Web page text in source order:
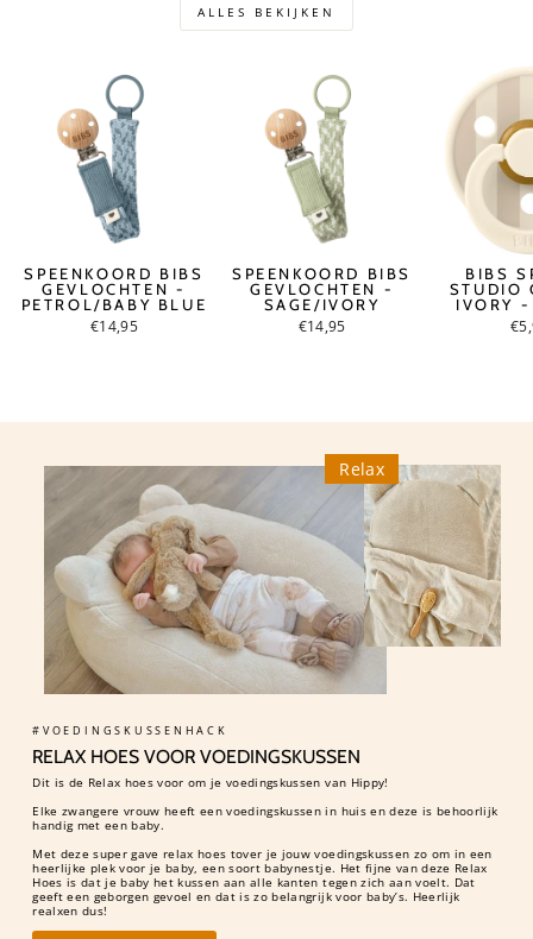
ALLES BEKIJKEN
SPEENKOORD BIBS
GEVLOCHTEN -
PETROL/BABY BLUE
€14,95
SPEENKOORD BIBS
GEVLOCHTEN -
SAGE/IVORY
€14,95
BIBS
STUDIO
IVORY
#VOEDINGSKUSSENHACK
RELAX HOES VOOR VOEDINGSKUSSEN
Dit is de Relax hoes voor om je voedingskussen van Hippy!
Elke zwangere vrouw heeft een voedingskussen in huis en deze is behoorlijk
handig met een baby.
Met deze super gave relax hoes tover je jouw voedingskussen zo om in een
heerlijke plek voor je baby, een soort babynestje. Het fijne van deze Relax
Hoes is dat je baby het kussen aan alle kanten tegen zich aan voelt. Dat
geeft een geborgen gevoel en dat is zo belangrijk voor baby’s. Heerlijk
realxen dus!
Relax